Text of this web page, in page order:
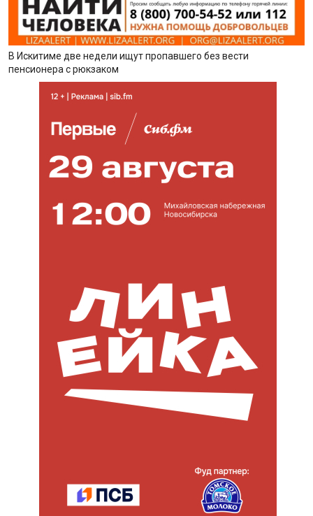
В Искитиме две недели ищут пропавшего без вести
пенсионера с рюкзаком